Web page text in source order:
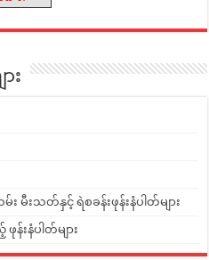
း
မီးသတ်နှင့် ရဲစခန်းဖုန်းနံပါတ်များ
းနံပါတ်များ